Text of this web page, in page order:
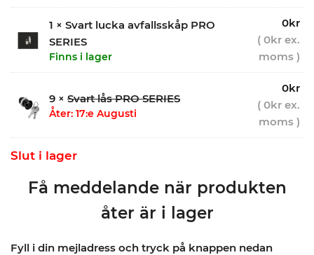
1 × Svart lucka avfallsskåp PRO
SERIES
Finns i lager
0kr
( 0kr ex.
moms )
9 × Svart lås PRO SERIES
Åter: 17:e Augusti
0kr
( 0kr ex.
moms )
Slut i lager
Få meddelande när produkten
åter är i lager
Fyll i din mejladress och tryck på knappen nedan